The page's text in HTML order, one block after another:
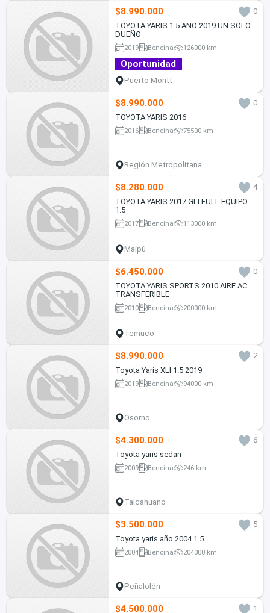
$8.990.000
0
TOYOTA YARIS 1.5 AÑO 2019 UN SOLO
DUEÑO
2019 Bencina 126000 km
Oportunidad
Puerto Montt
$8.990.000
0
TOYOTA YARIS 2016
2016 Bencina 75500 km
Región Metropolitana
$8.280.000
4
TOYOTA YARIS 2017 GLI FULL EQUIPO
1.5
2017 Bencina 113000 km
Maipú
$6.450.000
0
TOYOTA YARIS SPORTS 2010 AIRE AC
TRANSFERIBLE
2010 Bencina 200000 km
Temuco
$8.990.000
2
Toyota Yaris XLI 1.5 2019
2019 Bencina 94000 km
Osorno
$4.300.000
6
Toyota yaris sedan
2009 Bencina 246 km
Talcahuano
$3.500.000
5
Toyota yaris año 2004 1.5
2004 Bencina 204000 km
Peñalolén
$4.500.000 1